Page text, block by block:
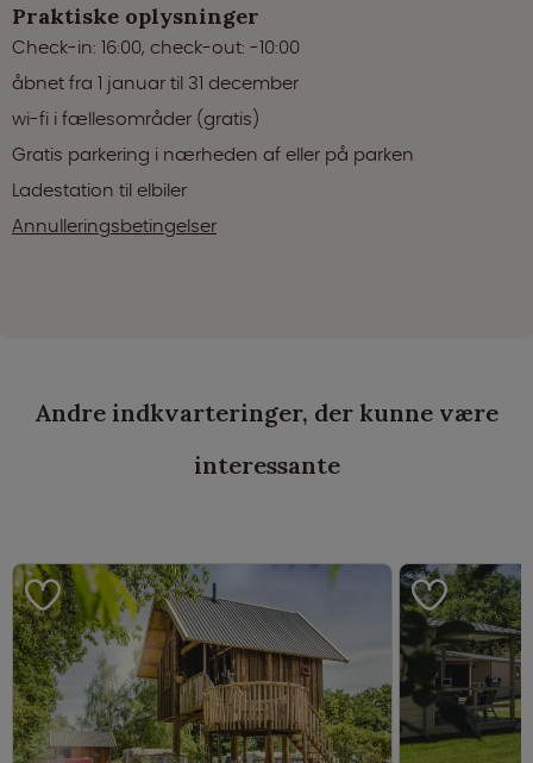
Praktiske oplysninger
Check-in: 16:00, check-out: -10:00
åbnet fra 1 januar til 31 december
wi-fi i fællesområder (gratis)
Gratis parkering i nærheden af eller på parken
Ladestation til elbiler
Annulleringsbetingelser
Andre indkvarteringer, der kunne være
interessante